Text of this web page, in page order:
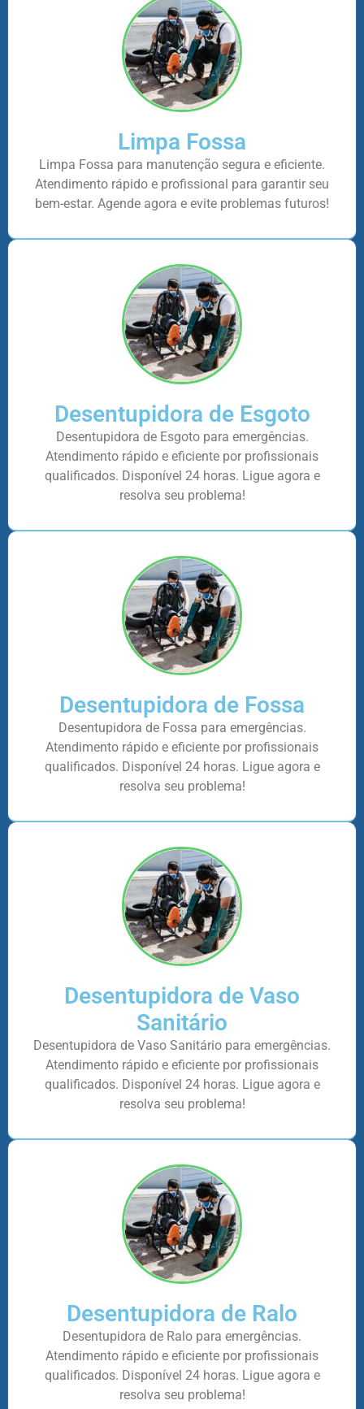
Limpa Fossa
Limpa Fossa para manutenção segura e eficiente.
Atendimento rápido e profissional para garantir seu
bem-estar. Agende agora e evite problemas futuros!
Desentupidora de Esgoto
Desentupidora de Esgoto para emergências.
Atendimento rápido e eficiente por profissionais
qualificados. Disponível 24 horas. Ligue agora e
resolva seu problema!
Desentupidora de Fossa
Desentupidora de Fossa para emergências.
Atendimento rápido e eficiente por profissionais
qualificados. Disponível 24 horas. Ligue agora e
resolva seu problema!
Desentupidora de Vaso
Sanitário
Desentupidora de Vaso Sanitário para emergências.
Atendimento rápido e eficiente por profissionais
qualificados. Disponível 24 horas. Ligue agora e
resolva seu problema!
Desentupidora de Ralo
Desentupidora de Ralo para emergências.
Atendimento rápido e eficiente por profissionais
qualificados. Disponível 24 horas. Ligue agora e
resolva seu problema!